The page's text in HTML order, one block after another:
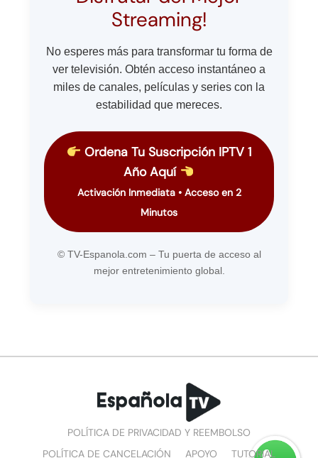
Streaming!
No esperes más para transformar tu forma de
ver televisión. Obtén acceso instantáneo a
miles de canales, películas y series con la
estabilidad que mereces.
Ordena Tu Suscripción IPTV 1
Año Aquí
Activación Inmediata • Acceso en 2
Minutos
© TV-Espanola.com – Tu puerta de acceso al
mejor entretenimiento global.
POLÍTICA DE PRIVACIDAD Y REEMBOLSO
POLÍTICA DE CANCELACIÓN
APOYO TUTORIAL